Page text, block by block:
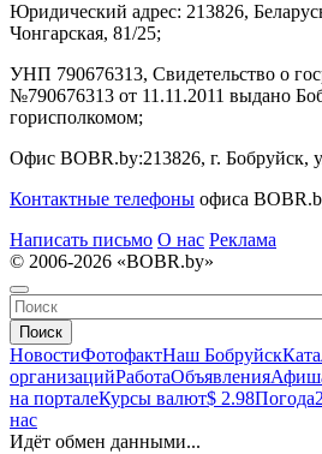
Юридический адрес: 213826,
Чонгарская, 81/25;
УНП 790676313, Свидетельство о
№790676313 от 11.11.2011 выдано
горисполкомом;
Офис BOBR.by:213826, г. Бобруйск,
Контактные телефоны офиса
Написать письмо О нас Реклама
© 2006-2026 «BOBR.by»
Поиск
НовостиФотофактНаш Бобруйск
организацийРаботаОбъявления
на порталеКурсы валют$ 2.98Погода
нас
Идёт обмен данными...